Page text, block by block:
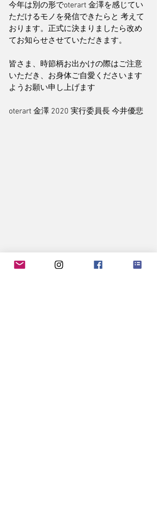
今年は別の形でoterart 金澤を感じてい
ただけるモノを発信できたらと 考えて
おります。正式に決まりましたら改め
てお知らせさせていただきます。
皆さま、時節柄お出かけの際はご注意
いただき、お身体ご自愛くださいます
ようお願い申し上げます
oterart 金澤 2020 実行委員長 今井優悲